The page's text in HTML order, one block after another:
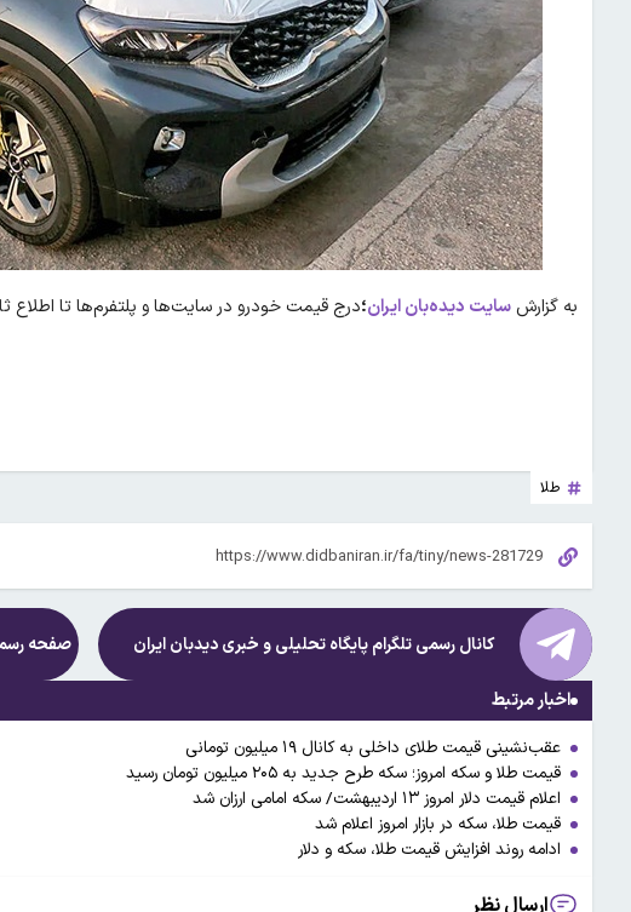
به گزارشسایت دیده‌بان ایران؛درج قیمت خودرو در سایت‌ها و پلتفرم‌ها تا
طلا
کانال رسمی تلگرام پایگاه تحلیلی و خبریدیدبان ایران صفحه
اخبار مرتبط
عقب‌نشینی قیمت طلای داخلی به کانال ۱۹ میلیون تومانی
قیمت طلا و سکه امروز؛ سکه طرح جدید به ۲۰۵ میلیون تومان رسید
اعلام قیمت دلار امروز ۱۳ اردیبهشت/ سکه امامی ارزان شد
قیمت طلا، سکه در بازار امروز اعلام شد
ادامه روند افزایش قیمت طلا، سکه و دلار
ارسال نظر